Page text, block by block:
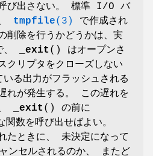
呼び出さない。 標準 I/O バ
tmpfile(3)
で作成され
削除を行うかどうかは、実
、
_exit () はオープンさ
クリプタをクローズしない
る出力がフラッシュされる
れが発生する。 この遅れを
_exit () の前に
関数を呼び出せばよい。
ときに、 未決定になって
セルされるのか、 またど